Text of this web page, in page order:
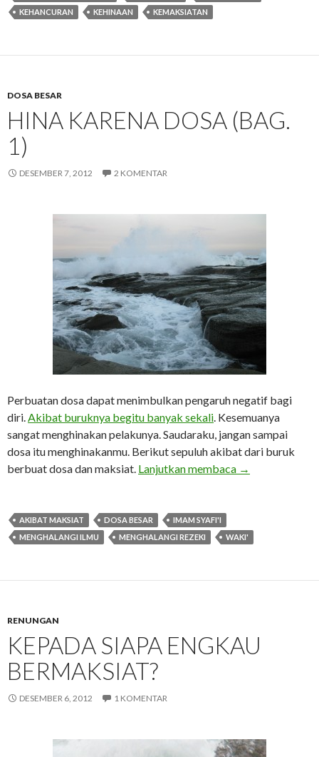
KEHANCURAN
KEHINAAN KEMAKSIATAN
DOSA BESAR
HINA KARENA DOSA (BAG.
1)
DESEMBER 7, 2012 2 KOMENTAR
Perbuatan dosa dapat menimbulkan pengaruh negatif bagi
diri.Akibat buruknya begitu banyak sekali. Kesemuanya
sangat menghinakan pelakunya. Saudaraku, jangan sampai
dosa itu menghinakanmu. Berikut sepuluh akibat dari buruk
berbuat dosa dan maksiat. Lanjutkan membaca Hina Karena
→
AKIBAT MAKSIAT DOSA BESAR
IMAM SYAFI'I
MENGHALANGI ILMU
MENGHALANGI REZEKI WAKI'
RENUNGAN
KEPADA SIAPA ENGKAU
BERMAKSIAT?
DESEMBER 6, 2012 1 KOMENTAR